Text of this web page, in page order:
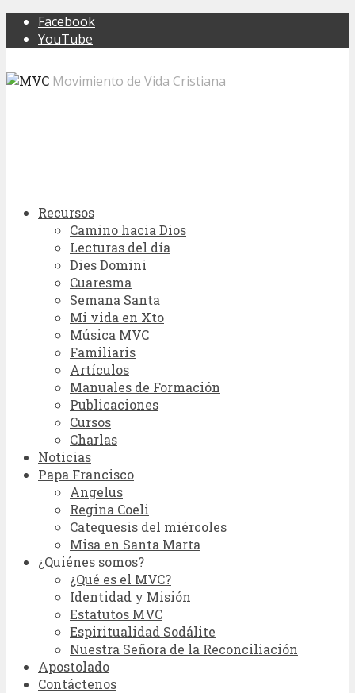
Facebook
YouTube
Movimiento de Vida Cristiana
Recursos
Camino hacia Dios
Lecturas del día
Dies Domini
Cuaresma
Semana Santa
Mi vida en Xto
Música MVC
Familiaris
Artículos
Manuales de Formación
Publicaciones
Cursos
Charlas
Noticias
Papa Francisco
Angelus
Regina Coeli
Catequesis del miércoles
Misa en Santa Marta
¿Quiénes somos?
¿Qué es el MVC?
Identidad y Misión
Estatutos MVC
Espiritualidad Sodálite
Nuestra Señora de la Reconciliación
Apostolado
Contáctenos